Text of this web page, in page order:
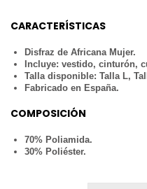
CARACTERÍSTICAS
Disfraz de Africana Mujer.
Incluye: vestido, cinturón,
Talla disponible: Talla L,
Fabricado en España.
COMPOSICIÓN
70% Poliamida.
30% Poliéster.